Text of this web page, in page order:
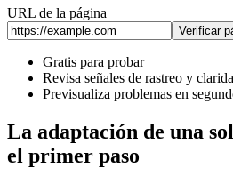
URL de la página
Verificar
Gratis para probar
Revisa señales de rastreo y
Previsualiza problemas en
La adaptación de una
el primer paso